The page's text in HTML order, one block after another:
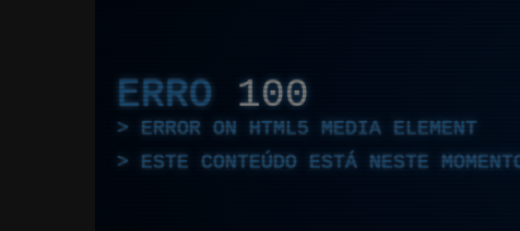
ERRO 100
ERROR ON HTML5 MEDIA ELEMENT
ESTE CONTEÚDO ESTÁ NESTE